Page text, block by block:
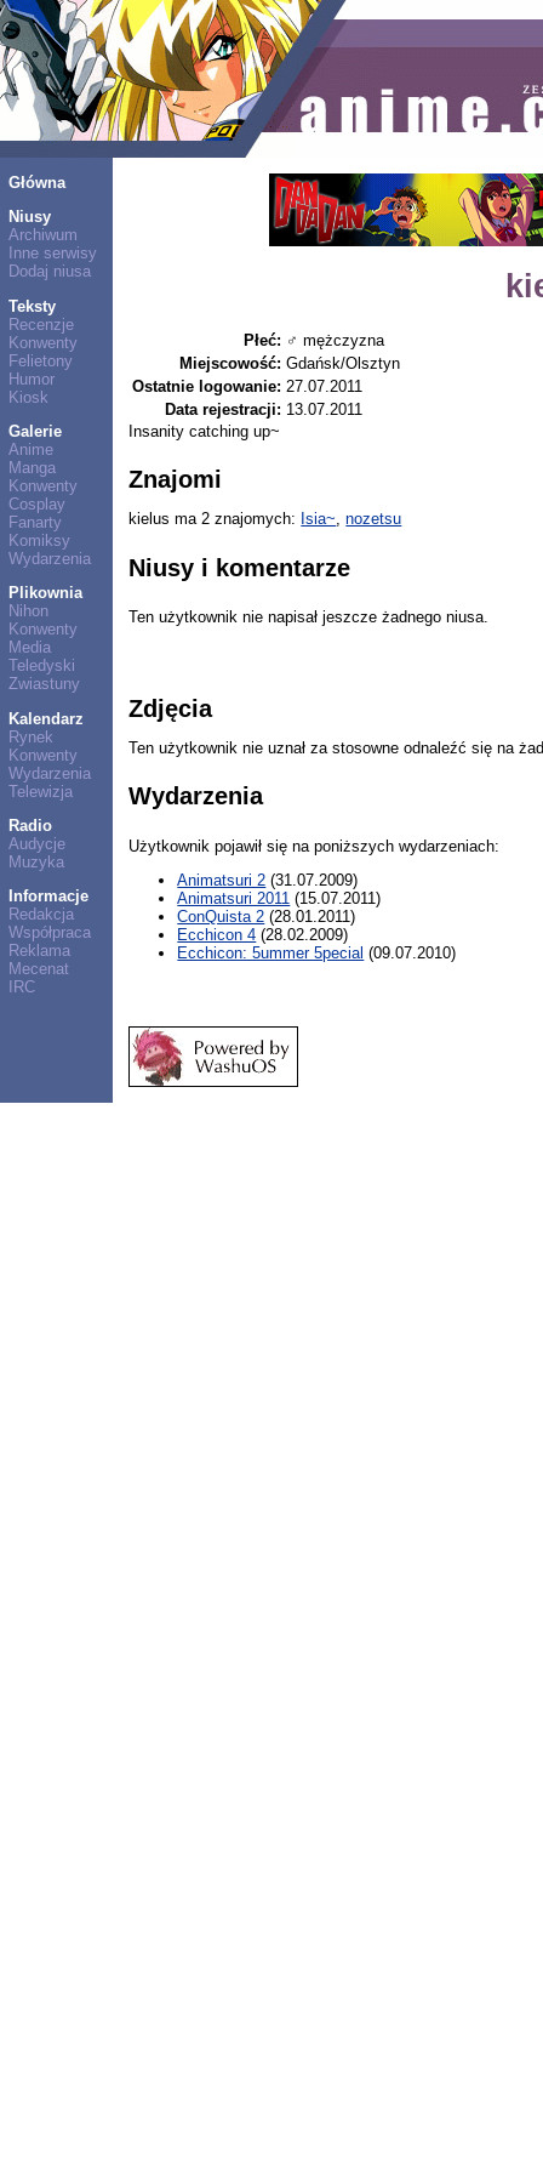
Główna
Niusy
Archiwum
Inne serwisy
Dodaj niusa
Teksty
Recenzje
Konwenty
Felietony
Humor
Kiosk
Galerie
Anime
Manga
Konwenty
Cosplay
Fanarty
Komiksy
Wydarzenia
Plikownia
Nihon
Konwenty
Media
Teledyski
Zwiastuny
Kalendarz
Rynek
Konwenty
Wydarzenia
Telewizja
Radio
Audycje
Muzyka
Informacje
Redakcja
Współpraca
Reklama
Mecenat
IRC
Płeć: ♂ mężczyzna
Miejscowość: Gdańsk/Olsztyn
Ostatnie logowanie: 27.07.2011
Data rejestracji: 13.07.2011
Insanity catching up~
Znajomi
kielus ma 2 znajomych: Isia~,nozetsu
Niusy i komentarze
Ten użytkownik nie napisał jeszcze żadnego niusa.
Zdjęcia
Ten użytkownik nie uznał za stosowne odnaleźć się na
Wydarzenia
Użytkownik pojawił się na poniższych wydarzeniach:
Animatsuri 2 (31.07.2009)
Animatsuri 2011 (15.07.2011)
ConQuista 2 (28.01.2011)
Ecchicon 4 (28.02.2009)
Ecchicon: 5ummer 5pecial (09.07.2010)